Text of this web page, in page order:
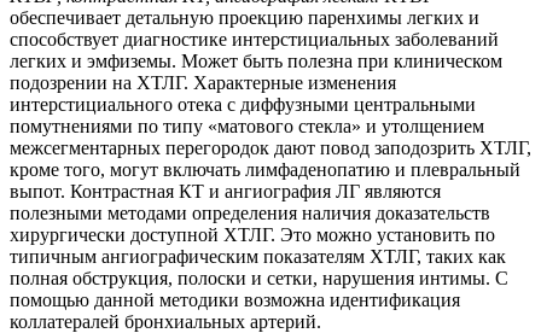
обеспечивает детальную проекцию паренхимы легких и
способствует диагностике интерстициальных заболеваний
легких и эмфиземы. Может быть полезна при клиническом
подозрении на ХТЛГ. Характерные изменения
интерстициального отека с диффузными центральными
помутнениями по типу «матового стекла» и утолщением
межсегментарных перегородок дают повод заподозрить ХТЛГ,
кроме того, могут включать лимфаденопатию и плевральный
выпот. Контрастная КТ и ангиография ЛГ являются
полезными методами определения наличия доказательств
хирургически доступной ХТЛГ. Это можно установить по
типичным ангиографическим показателям ХТЛГ, таких как
полная обструкция, полоски и сетки, нарушения интимы. С
помощью данной методики возможна идентификация
коллатералей бронхиальных артерий.